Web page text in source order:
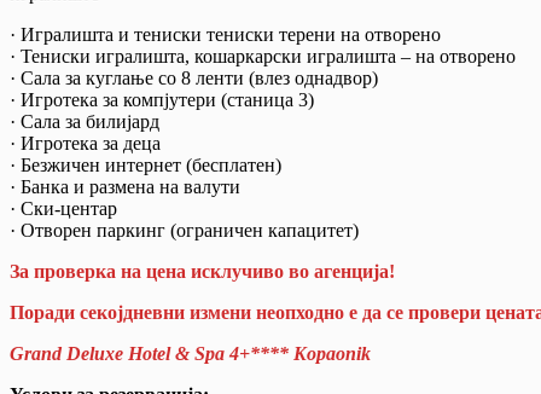
· Игралишта и тениски тениски терени на отворено
· Тениски игралишта, кошаркарски игралишта – на отворено
· Сала за куглање со 8 ленти (влез однадвор)
· Игротека за компјутери (станица 3)
· Сала за билијард
· Игротека за деца
· Безжичен интернет (бесплатен)
· Банка и размена на валути
· Ски-центар
· Отворен паркинг (ограничен капацитет)
За проверка на цена исклучиво во агенција!
Поради секојдневни измени неопходно е да се провери
Grand Deluxe Hotel & Spa 4+**** Kopaonik